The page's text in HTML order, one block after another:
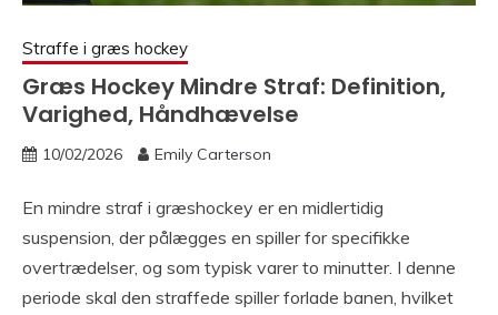
Straffe i græs hockey
Græs Hockey Mindre Straf: Definition,
Varighed, Håndhævelse
10/02/2026 Emily Carterson
En mindre straf i græshockey er en midlertidig
suspension, der pålægges en spiller for specifikke
overtrædelser, og som typisk varer to minutter. I denne
periode skal den straffede spiller forlade banen, hvilket